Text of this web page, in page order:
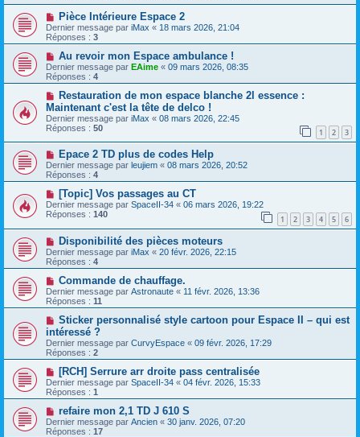
Pièce Intérieure Espace 2
Dernier message par iMax « 18 mars 2026, 21:04
Réponses : 3
Au revoir mon Espace ambulance !
Dernier message par EAime « 09 mars 2026, 08:35
Réponses : 4
Restauration de mon espace blanche 2l essence :
Maintenant c'est la tête de delco !
Dernier message par iMax « 08 mars 2026, 22:45
Réponses : 50 1 2 3
Epace 2 TD plus de codes Help
Dernier message par leujiem « 08 mars 2026, 20:52
Réponses : 4
[Topic] Vos passages au CT
Dernier message par SpaceII-34 « 06 mars 2026, 19:22
Réponses : 140 1 2 3 4 5 6
Disponibilité des pièces moteurs
Dernier message par iMax « 20 févr. 2026, 22:15
Réponses : 4
Commande de chauffage.
Dernier message par Astronaute « 11 févr. 2026, 13:36
Réponses : 11
Sticker personnalisé style cartoon pour Espace II – qui est
intéressé ?
Dernier message par CurvyEspace « 09 févr. 2026, 17:29
Réponses : 2
[RCH] Serrure arr droite pass centralisée
Dernier message par SpaceII-34 « 04 févr. 2026, 15:33
Réponses : 1
refaire mon 2,1 TD J 610 S
Dernier message par Ancien « 30 janv. 2026, 07:20
Réponses : 17